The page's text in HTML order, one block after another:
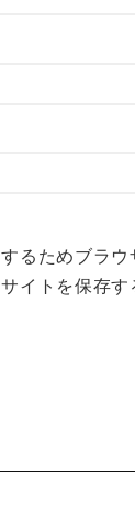
るためブラウ
イトを保存す